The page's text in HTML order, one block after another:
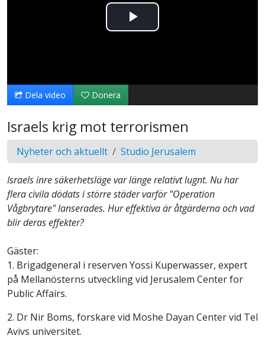
Spela
video
Dela video Donera
Israels krig mot terrorismen
Nyheter och aktuellt Studio Jerusalem
Israels inre säkerhetsläge var länge relativt lugnt. Nu har
flera civila dödats i större städer varför "Operation
Vågbrytare" lanserades. Hur effektiva är åtgärderna och vad
blir deras effekter?
Gäster:
1. Brigadgeneral i reserven Yossi Kuperwasser, expert
på Mellanösterns utveckling vid Jerusalem Center for
Public Affairs.
2. Dr Nir Boms, forskare vid Moshe Dayan Center vid Tel
Avivs universitet.